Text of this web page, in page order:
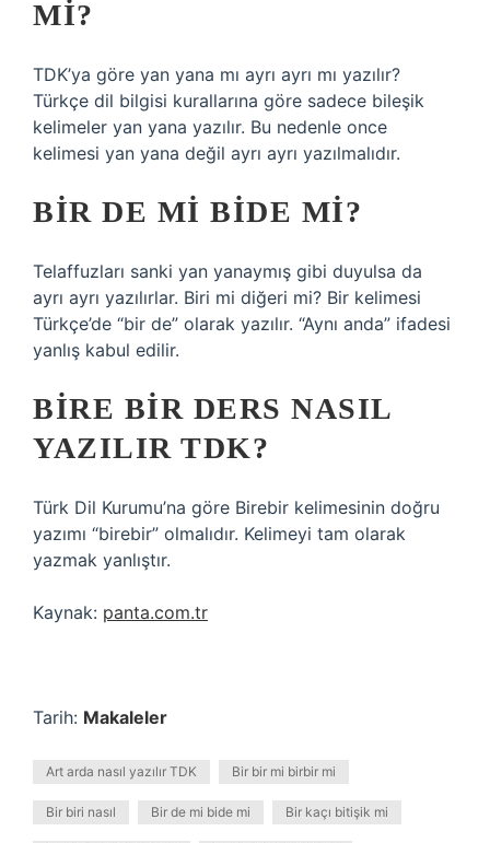
MI?
TDK’ya göre yan yana mı ayrı ayrı mı yazılır?
Türkçe dil bilgisi kurallarına göre sadece bileşik
kelimeler yan yana yazılır. Bu nedenle once
kelimesi yan yana değil ayrı ayrı yazılmalıdır.
BIR DE MI BIDE MI?
Telaffuzları sanki yan yanaymış gibi duyulsa da
ayrı ayrı yazılırlar. Biri mi diğeri mi? Bir kelimesi
Türkçe’de “bir de” olarak yazılır. “Aynı anda” ifadesi
yanlış kabul edilir.
BIRE BIR DERS NASIL
YAZILIR TDK?
Türk Dil Kurumu’na göre Birebir kelimesinin doğru
yazımı “birebir” olmalıdır. Kelimeyi tam olarak
yazmak yanlıştır.
Kaynak: panta.com.tr
Tarih: Makaleler
Art arda nasıl yazılır TDK Bir bir mi birbir mi
Bir biri nasıl Bir de mi bide mi Bir kaçı bitişik mi